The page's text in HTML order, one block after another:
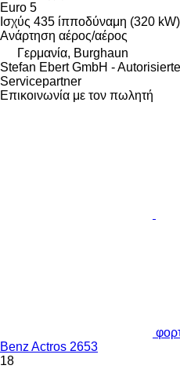
Euro 5
Ισχύς 435 ίπποδύναμη (320 kW)
Ανάρτηση αέρος/αέρος
Γερμανία, Burghaun
Stefan Ebert GmbH -
Servicepartner
Επικοινωνία με τον πωλητή
Benz Actros 2653
18